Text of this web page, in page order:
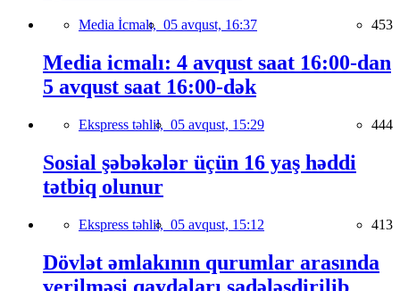
Media İcmalı, 05 avqust, 16:37 453
Media icmalı: 4 avqust saat 16:00-dan
5 avqust saat 16:00-dək
Ekspress təhlil, 05 avqust, 15:29 444
Sosial şəbəkələr üçün 16 yaş həddi
tətbiq olunur
Ekspress təhlil, 05 avqust, 15:12 413
Dövlət əmlakının qurumlar arasında